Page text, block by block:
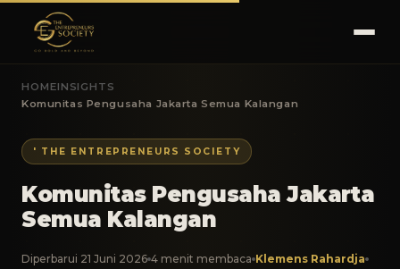
HOMEINSIGHTS
Komunitas Pengusaha Jakarta Semua Kalangan
' THE ENTREPRENEURS SOCIETY
Komunitas Pengusaha Jakarta
Semua Kalangan
Diperbarui 21 Juni 2026 4 menit membaca Klemens Rahardja